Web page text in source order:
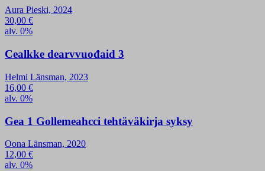
Aura Pieski, 2024
30,00 €
alv. 0%
Cealkke dearvvuođaid 3
Helmi Länsman, 2023
16,00 €
alv. 0%
Gea 1 Gollemeahcci tehtäväkirja syksy
Oona Länsman, 2020
12,00 €
alv. 0%